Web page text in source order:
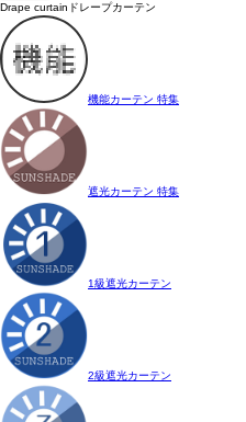
Drape curtain ドレープカーテン
機能カーテン 特集
遮光カーテン 特集
1級遮光カーテン
2級遮光カーテン